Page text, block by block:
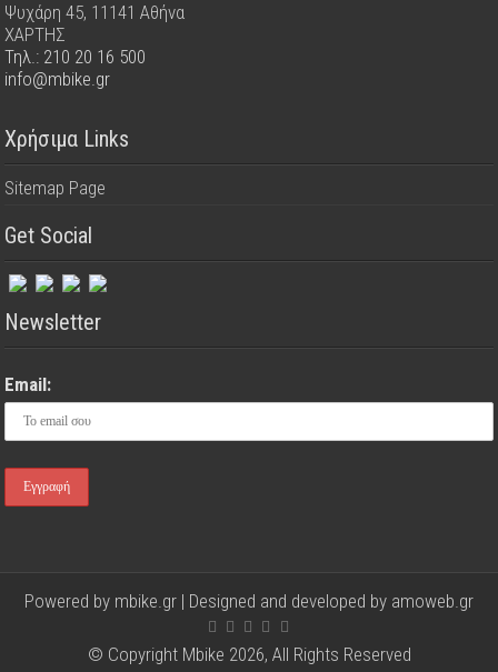
Ψυχάρη 45, 11141 Αθήνα
ΧΑΡΤΗΣ
Τηλ.: 210 20 16 500
info@mbike.gr
Χρήσιμα Links
Sitemap Page
Get Social
Newsletter
Email:
Powered by mbike.gr | Designed and developed by amoweb.gr
© Copyright Mbike 2026, All Rights Reserved